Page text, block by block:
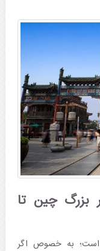
بزرگ چین تا
به خصوص اگر